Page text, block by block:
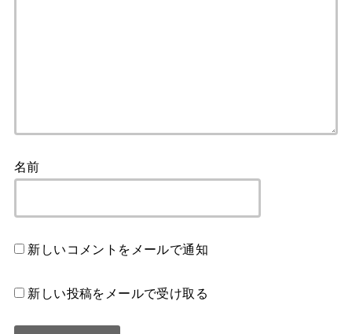
名前
新しいコメントをメールで通知
新しい投稿をメールで受け取る